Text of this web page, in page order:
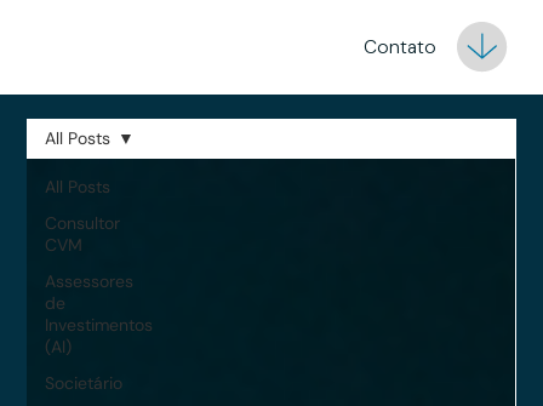
Contato
All Posts
Consultor
CVM
Assessores
de
Investimentos
(AI)
Societário
All Posts